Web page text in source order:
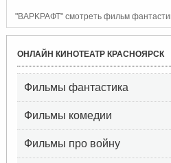
"BAPKРАФТ" смотреть фильм
ОНЛАЙН КИНОТЕАТР КРАСНОЯРСК
Фильмы фантастика
Фильмы комедии
Фильмы про войну